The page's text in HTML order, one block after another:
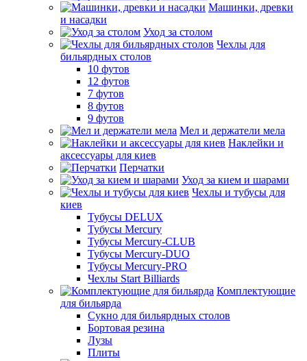
Машинки, древки
и насадки
Уход за столом
Чехлы для
бильярдных столов
10 футов
12 футов
7 футов
8 футов
9 футов
Мел и держатели мела
Наклейки и
аксессуары для киев
Перчатки
Уход за кием и шарами
Чехлы и тубусы для
киев
Тубусы DELUX
Тубусы Mercury
Тубусы Mercury-CLUB
Тубусы Mercury-DUO
Тубусы Mercury-PRO
Чехлы Start Billiards
Комплектующие
для бильярда
Сукно для бильярдных столов
Бортовая резина
Лузы
Плиты